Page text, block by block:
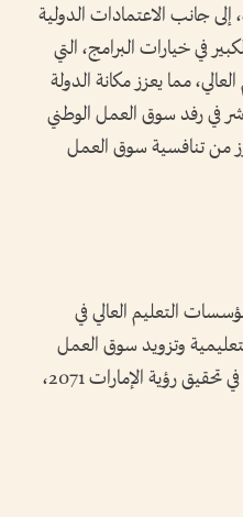
إلى جانب الاعتمادات الدولية
في خيارات البرامج، التي
مما يعزز مكانة الدولة
في رفد سوق العمل الوطني
من تنافسية سوق العمل
التعليم العالي في
وتزويد سوق العمل
بكفاءات وطنية قادرة على تلبية احتياجات القطاعات المختلفة، والإسهام في تحقيق رؤية الإمارات 2071،